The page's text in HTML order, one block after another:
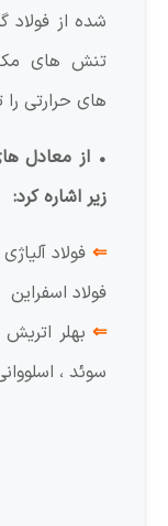
شده از فولاد
تنش های
های حرارتی
• از معادل
زیر اشاره کرد:
⇐ فولاد
فولاد اسفراین
⇐ بهلر
سوئد ،